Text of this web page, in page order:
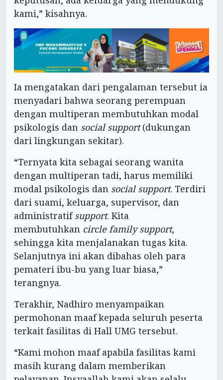
kami,” kisahnya.
Ia mengatakan dari pengalaman tersebut ia
menyadari bahwa seorang perempuan
dengan multiperan membutuhkan modal
psikologis dan social support(dukungan
dari lingkungan sekitar).
“Ternyata kita sebagai seorang wanita
dengan multiperan tadi, harus memiliki
modal psikologis dan social support. Terdiri
dari suami, keluarga, supervisor, dan
administratifsupport. Kita
membutuhkan circle family support,
sehingga kita menjalanakan tugas kita.
Selanjutnya ini akan dibahas oleh para
pemateri ibu-bu yang luar biasa,”
terangnya.
Terakhir, Nadhiro menyampaikan
permohonan maaf kepada seluruh peserta
terkait fasilitas di Hall UMG tersebut.
“Kami mohon maaf apabila fasilitas kami
masih kurang dalam memberikan